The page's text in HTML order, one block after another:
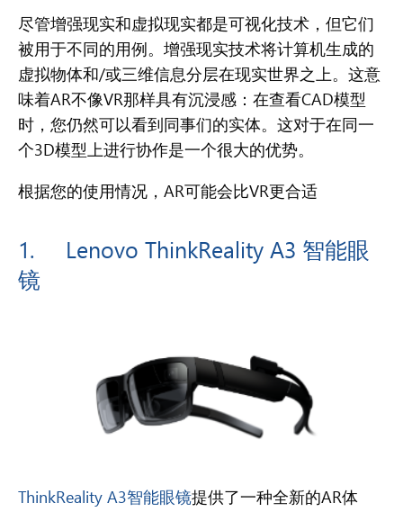
尽管增强现实和虚拟现实都是可视化技术，但它们
被用于不同的用例。增强现实技术将计算机生成的
虚拟物体和/或三维信息分层在现实世界之上。这意
味着AR不像VR那样具有沉浸感：在查看CAD模型
时，您仍然可以看到同事们的实体。这对于在同一
个3D模型上进行协作是一个很大的优势。
根据您的使用情况，AR可能会比VR更合适
1. Lenovo ThinkReality A3 智能眼
镜
ThinkReality A3智能眼镜提供了一种全新的AR体